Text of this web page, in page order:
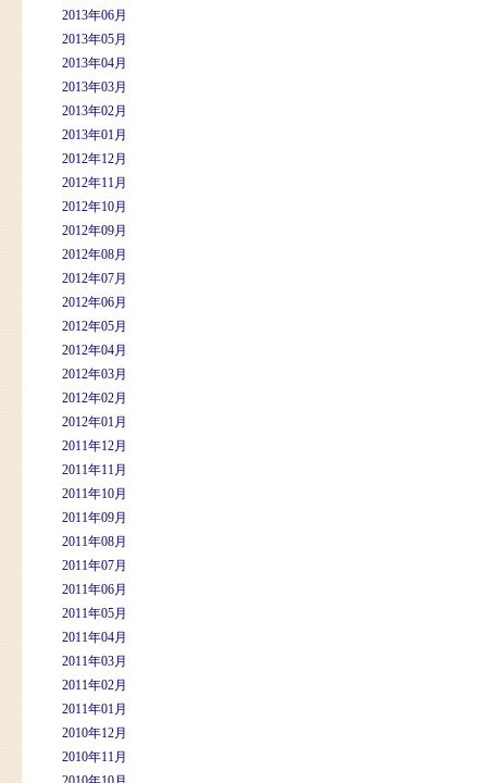
2013年06月
2013年05月
2013年04月
2013年03月
2013年02月
2013年01月
2012年12月
2012年11月
2012年10月
2012年09月
2012年08月
2012年07月
2012年06月
2012年05月
2012年04月
2012年03月
2012年02月
2012年01月
2011年12月
2011年11月
2011年10月
2011年09月
2011年08月
2011年07月
2011年06月
2011年05月
2011年04月
2011年03月
2011年02月
2011年01月
2010年12月
2010年11月